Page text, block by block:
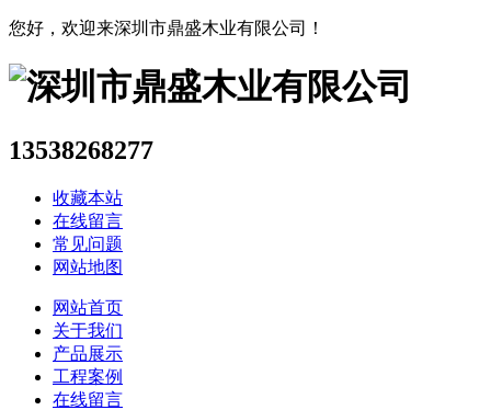
您好，欢迎来深圳市鼎盛木业有限公司！
13538268277
收藏本站
在线留言
常见问题
网站地图
网站首页
关于我们
产品展示
工程案例
在线留言